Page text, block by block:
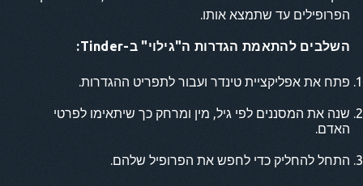
הפרופילים עד שתמצא אותו.
השלבים להתאמת הגדרות ה"גילוי" ב-Tinder:
פתח את אפליקציית טינדר ועבור לתפריט ההגדרות.
שנה את המסננים לפי גיל, מין ומרחק כך שיתאימו לפרטי
האדם.
התחל להחליק כדי לחפש את הפרופיל שלהם.